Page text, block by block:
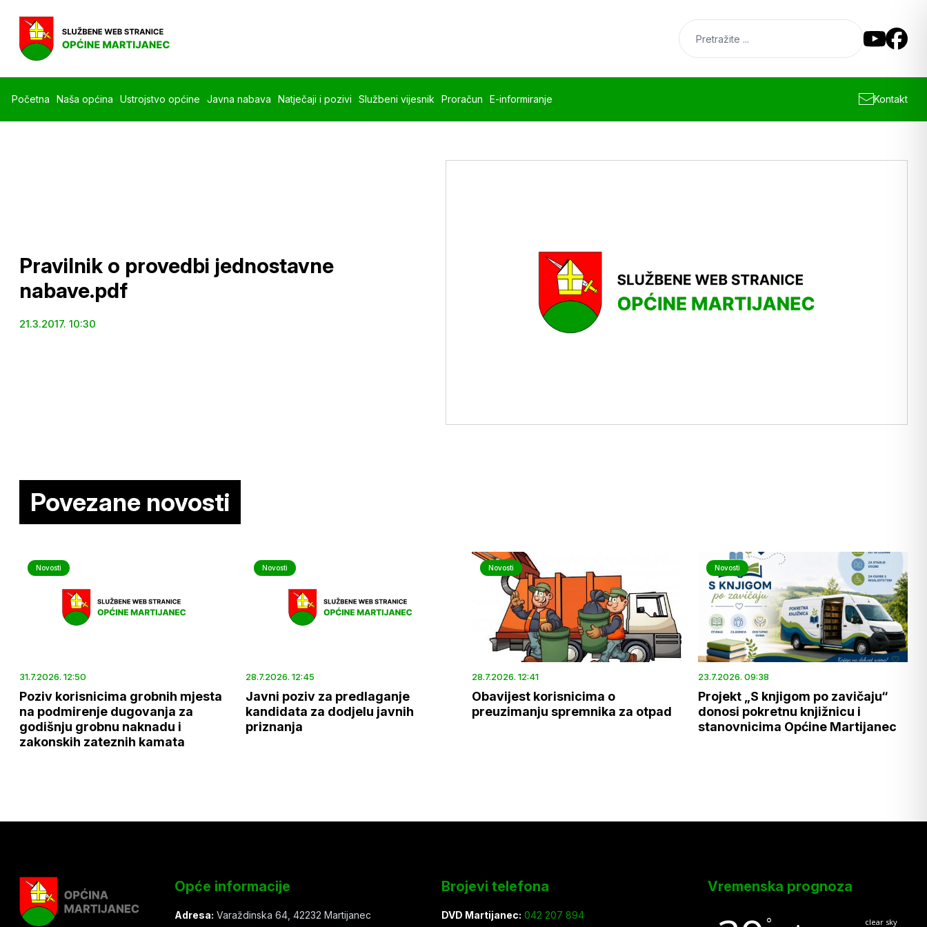
Početna Naša općina Ustrojstvo općine Javna nabava Natječaji i pozivi Službeni vijesnik Proračun E-informiranje Kontakt
Pravilnik o provedbi jednostavne
nabave.pdf
21.3.2017. 10:30
Povezane novosti
Novosti
31.7.2026. 12:50
Poziv korisnicima grobnih mjesta
na podmirenje dugovanja za
godišnju grobnu naknadu i
zakonskih zateznih kamata
Novosti
28.7.2026. 12:45
Javni poziv za predlaganje
kandidata za dodjelu javnih
priznanja
Novosti
28.7.2026. 12:41
Obavijest korisnicima o
preuzimanju spremnika za otpad
Novosti
23.7.2026. 09:38
Projekt „S knjigom po zavičaju“
donosi pokretnu knjižnicu i
stanovnicima Općine Martijanec
Opće informacije
Adresa: Varaždinska 64, 42232 Martijanec
Brojevi telefona
DVD Martijanec: 042 207 894
Vremenska prognoza
° clear sky